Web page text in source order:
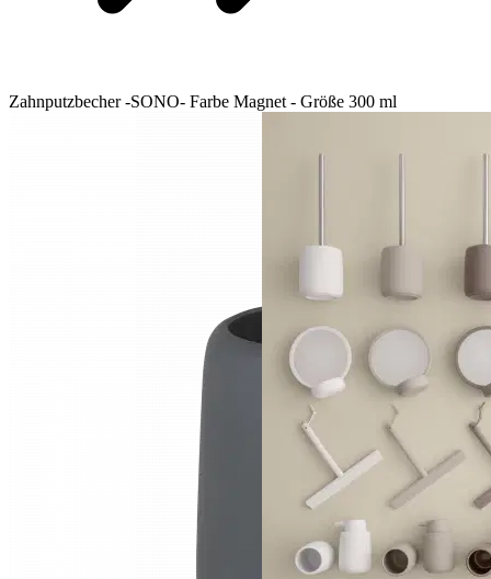
Zahnputzbecher -SONO- Farbe Magnet - Größe 300 ml